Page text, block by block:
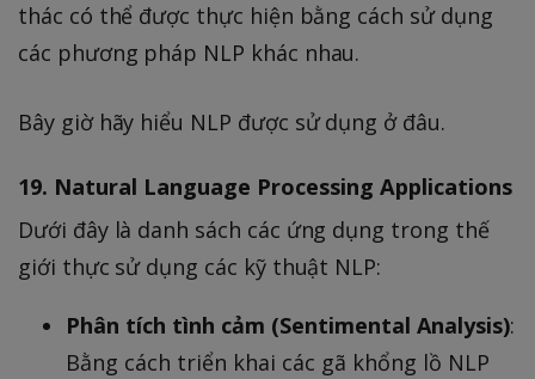
thác có thể được thực hiện bằng cách sử dụng
các phương pháp NLP khác nhau.
Bây giờ hãy hiểu NLP được sử dụng ở đâu.
19. Natural Language Processing Applications
Dưới đây là danh sách các ứng dụng trong thế
giới thực sử dụng các kỹ thuật NLP:
Phân tích tình cảm (Sentimental Analysis):
Bằng cách triển khai các gã khổng lồ NLP